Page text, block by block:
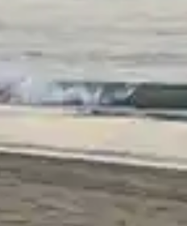
accumuli ulteriori
ricevere uno
nella pagina